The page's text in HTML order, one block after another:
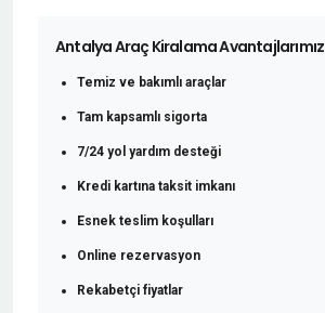
Antalya Araç Kiralama Avantajlarımız
Temiz ve bakımlı araçlar
Tam kapsamlı sigorta
7/24 yol yardım desteği
Kredi kartına taksit imkanı
Esnek teslim koşulları
Online rezervasyon
Rekabetçi fiyatlar